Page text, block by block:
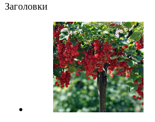
Заголовки